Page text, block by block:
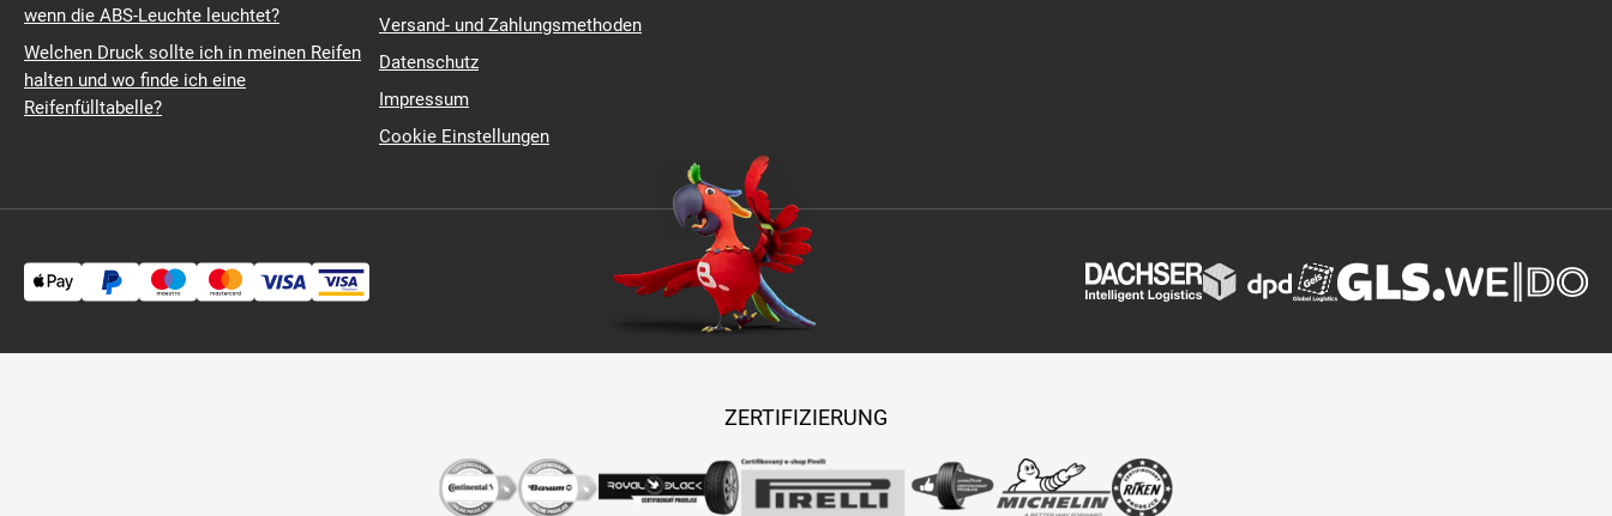
wenn die ABS-Leuchte leuchtet?
Welchen Druck sollte ich in meinen Reifen
halten und wo finde ich eine
Reifenfülltabelle?
Versand- und Zahlungsmethoden
Datenschutz
Impressum
Cookie Einstellungen
ZERTIFIZIERUNG